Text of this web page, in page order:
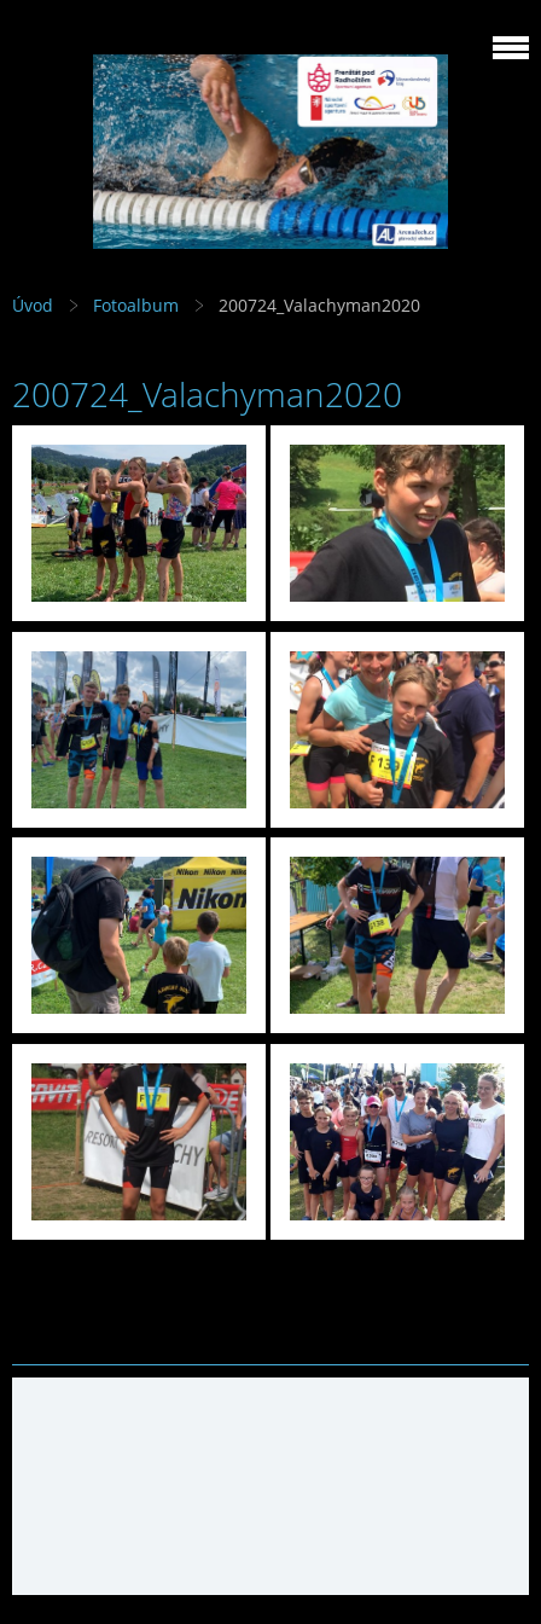
Úvod Fotoalbum 200724_Valachyman2020
200724_Valachyman2020